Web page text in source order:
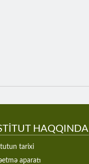
HAQQINDA
tarixi
aparatı